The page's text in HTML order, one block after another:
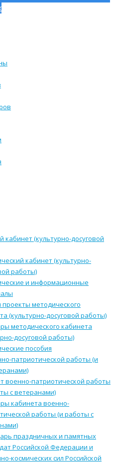
кабинет (культурно-досуговой
кабинет (культурно-
работы)
и информационные
методического
(культурно-досуговой работы)
методического кабинета
досуговой работы)
пособия
патриотической работы (и
военно-патриотической работы
с ветеранами)
кабинета военно-
работы (и работы с
праздничных и памятных
Российской Федерации и
космических сил Российской